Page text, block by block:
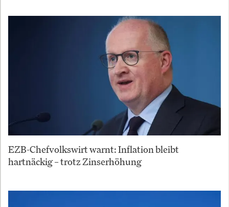
EZB-Chefvolkswirt warnt: Inflation bleibt
hartnäckig – trotz Zinserhöhung